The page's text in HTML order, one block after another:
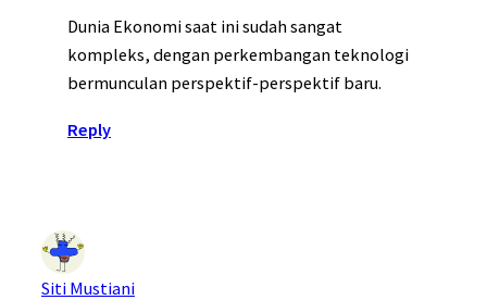
Dunia Ekonomi saat ini sudah sangat
kompleks, dengan perkembangan teknologi
bermunculan perspektif-perspektif baru.
Reply
Siti Mustiani